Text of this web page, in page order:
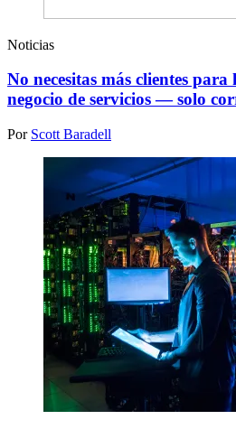
Noticias
No necesitas más clientes para
negocio de servicios — solo
Por Scott Baradell